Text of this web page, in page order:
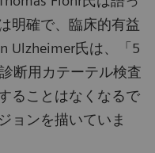
明確で、臨床的有益
Ulzheimer氏は、「5
断用カテーテル検査
ることはなくなるで
ョンを描いていま